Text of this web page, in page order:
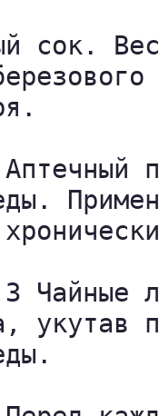
сок.
Чайные